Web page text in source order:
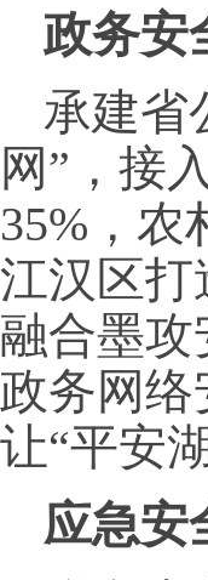
政务安
承建省
网”，接
35%，农
江汉区打
融合墨
政务网络
让“平安
应急安